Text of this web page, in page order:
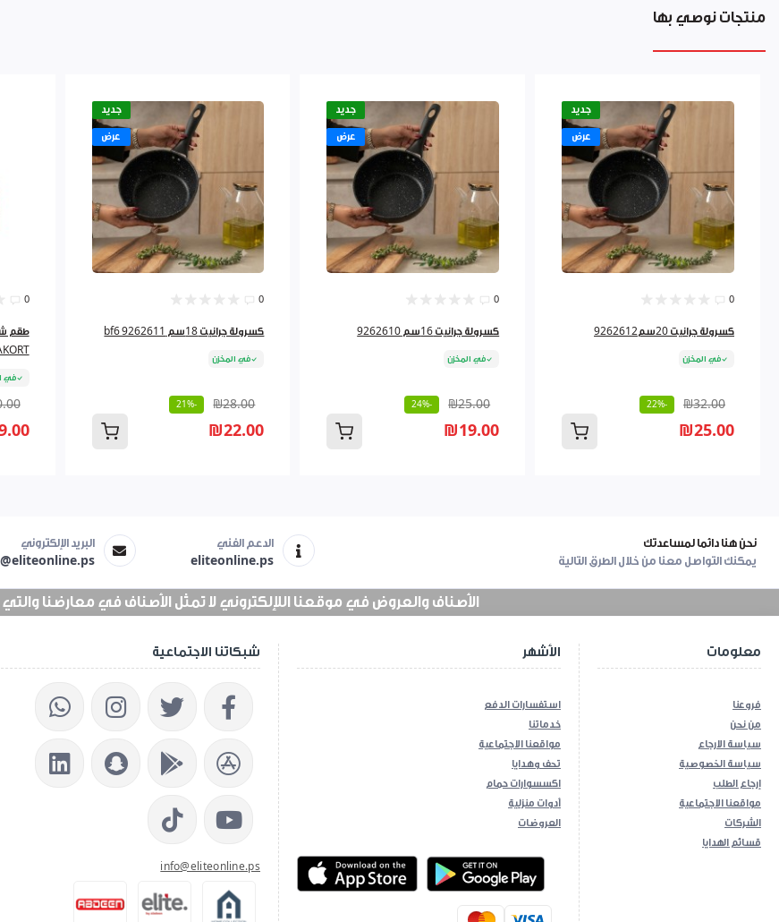
منتجات نوصي بها
جديد
عرض
0
كسرولة جرانيت 20سم9262612
في المخزن
₪32.00
-22%
₪25.00
جديد
عرض
0
كسرولة جرانيت 16سم 9262610
في المخزن
₪25.00
-24%
₪19.00
جديد
عرض
0
كسرولة جرانيت 18سم bf6 9262611
في المخزن
₪28.00
-21%
₪22.00
0
في
نحن هنا دائما لمساعدتك
يمكنك التواصل معنا من خلال الطرق التالية
الدعم الفني
eliteonline.ps
البريد الإلكتروني
الأصناف والعروض في موقعنا اللإلكتروني لا تمثل الأصناف في معارضنا والتي تزيد عن 25
شبكاتنا الاجتماعية
info@eliteonline.ps
الأشهر
استفسارات الدفع
خدماتنا
مواقعنا الاجتماعية
تحف وهدايا
اكسسوارات حمام
أدوات منزلية
العروضات
ios App Android App
معلومات
فروعنا
من نحن
سياسة الارجاع
سياسة الخصوصية
إرجاع الطلب
مواقعنا الاجتماعية
الشركات
قسائم الهدايا